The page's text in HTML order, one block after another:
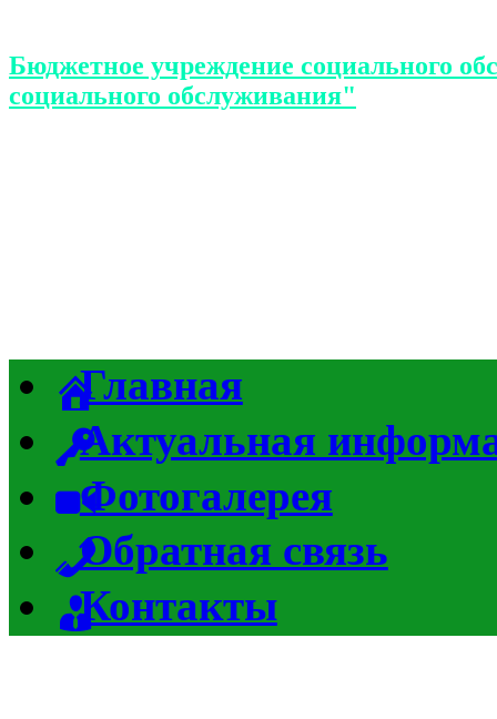
Бюджетное учреждение социального
социального обслуживания"
Главная
Актуальная
Фотогалерея
Обратная связь
Контакты